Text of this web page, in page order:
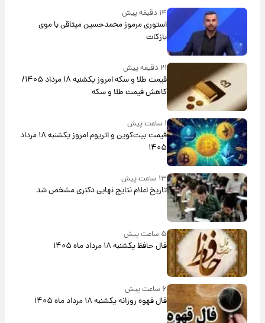
۱۴ دقیقه پیش
استوری مرموز محمدحسین میثاقی با موی
بازکات
۲۱ دقیقه پیش
قیمت طلا و سکه امروز یکشنبه ۱۸ مرداد ۱۴۰۵/
کاهش قیمت طلا و سکه
۱ ساعت پیش
قیمت بیت‌کوین و اتریوم امروز یکشنبه ۱۸ مرداد
۱۴۰۵
۱۳ ساعت پیش
تاریخ اعلام نتایج نهایی دکتری مشخص شد
۵ ساعت پیش
فال حافظ یکشنبه ۱۸ مرداد ماه ۱۴۰۵
۶ ساعت پیش
فال قهوه روزانه یکشنبه ۱۸ مرداد ماه ۱۴۰۵